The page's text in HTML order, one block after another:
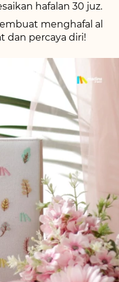
hafalan 30 juz.
menghafal al
dan percaya diri!